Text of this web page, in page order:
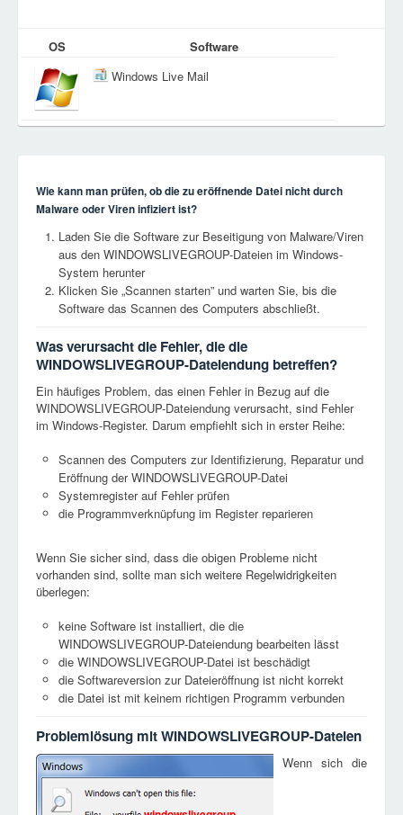
OS
Software
Windows Live Mail
Wie kann man prüfen, ob die zu eröffnende Datei nicht durch
Malware oder Viren infiziert ist?
Laden Sie die Software zur Beseitigung von Malware/Viren
aus den WINDOWSLIVEGROUP-Dateien im Windows-
System herunter
Klicken Sie „Scannen starten” und warten Sie, bis die
Software das Scannen des Computers abschließt.
Was verursacht die Fehler, die die
WINDOWSLIVEGROUP-Dateiendung betreffen?
Ein häufiges Problem, das einen Fehler in Bezug auf die
WINDOWSLIVEGROUP-Dateiendung verursacht, sind Fehler
im Windows-Register. Darum empfiehlt sich in erster Reihe:
Scannen des Computers zur Identifizierung, Reparatur und
Eröffnung der WINDOWSLIVEGROUP-Datei
Systemregister auf Fehler prüfen
die Programmverknüpfung im Register reparieren
Wenn Sie sicher sind, dass die obigen Probleme nicht
vorhanden sind, sollte man sich weitere Regelwidrigkeiten
überlegen:
keine Software ist installiert, die die
WINDOWSLIVEGROUP-Dateiendung bearbeiten lässt
die WINDOWSLIVEGROUP-Datei ist beschädigt
die Softwareversion zur Dateieröffnung ist nicht korrekt
die Datei ist mit keinem richtigen Programm verbunden
Problemlösung mit WINDOWSLIVEGROUP-Dateien
Wenn sich die